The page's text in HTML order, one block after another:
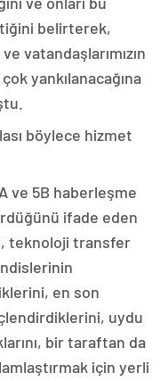
belirterek,
vatandaşlarımızın
yankılanacağına
böylece hizmet
ve 5B haberleşme
ifade eden
teknoloji transfer
en son
uydu
bir taraftan da
için yerli